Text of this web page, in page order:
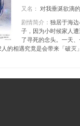
又名： 对我垂涎欲滴
剧情简介： 独居于海
子，因为小时候家人
了寻死的念头。一天
的相遇究竟是会带来「破灭